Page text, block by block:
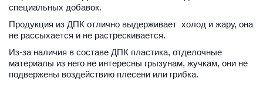
специальных добавок.
Продукция из ДПК отлично выдерживает  холод и жару, она
не рассыхается и не растрескивается.
Из-за наличия в составе ДПК пластика, отделочные
материалы из него не интересны грызунам, жучкам, они не
подвержены воздействию плесени или грибка.